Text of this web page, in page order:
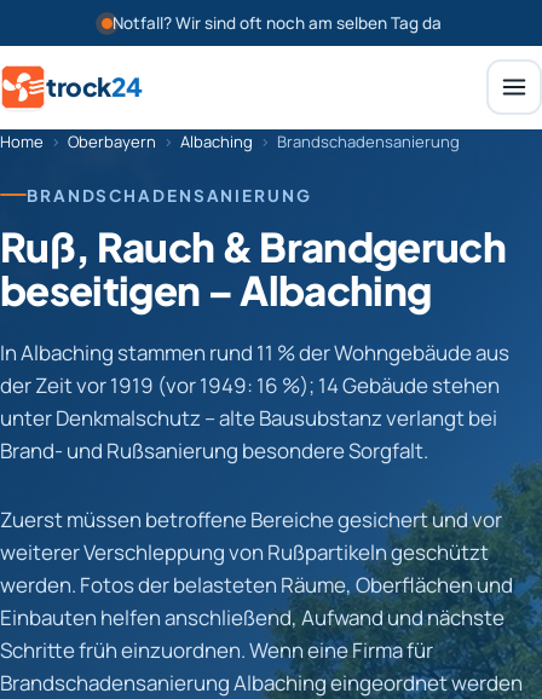
Notfall? Wir sind oft noch am selben Tag da
trock24
Home › Oberbayern › Albaching › Brandschadensanierung
BRANDSCHADENSANIERUNG
Ruß, Rauch & Brandgeruch
beseitigen – Albaching
In Albaching stammen rund 11 % der Wohngebäude aus
der Zeit vor 1919 (vor 1949: 16 %); 14 Gebäude stehen
unter Denkmalschutz – alte Bausubstanz verlangt bei
Brand- und Rußsanierung besondere Sorgfalt.
Zuerst müssen betroffene Bereiche gesichert und vor
weiterer Verschleppung von Rußpartikeln geschützt
werden. Fotos der belasteten Räume, Oberflächen und
Einbauten helfen anschließend, Aufwand und nächste
Schritte früh einzuordnen. Wenn eine Firma für
Brandschadensanierung Albaching eingeordnet werden